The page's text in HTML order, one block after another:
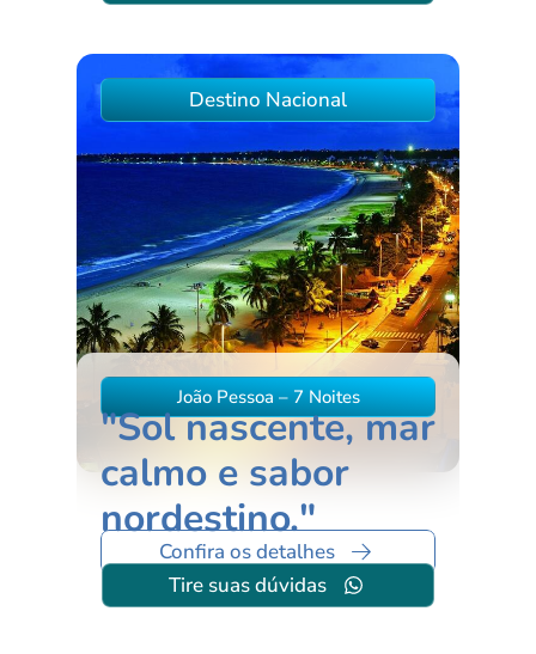
Destino Nacional
João Pessoa – 7 Noites
"Sol nascente, mar
calmo e sabor
nordestino."
Confira os detalhes
Tire suas dúvidas